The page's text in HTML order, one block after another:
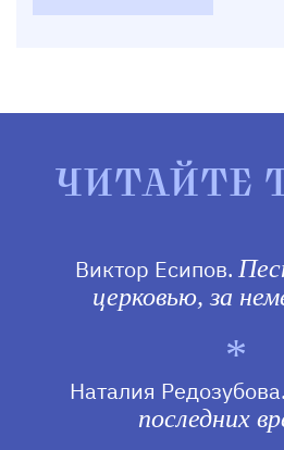
ЧИТАЙТЕ
Виктор Есипов.
церковью, за
Наталия Редозубова.
последних